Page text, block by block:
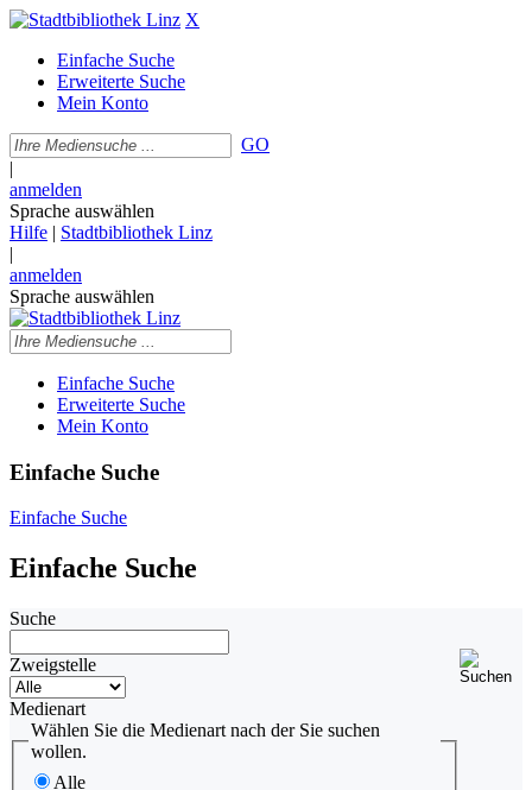
X
Einfache Suche
Erweiterte Suche
Mein Konto
GO
|
anmelden
Sprache auswählen
Hilfe | Stadtbibliothek Linz
|
anmelden
Sprache auswählen
Einfache Suche
Erweiterte Suche
Mein Konto
Einfache Suche
Einfache Suche
Einfache Suche
Suche
Zweigstelle
Medienart
Wählen Sie die Medienart nach der Sie suchen
wollen.
Alle